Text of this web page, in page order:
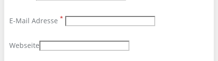
E-Mail Adresse *
Webseite